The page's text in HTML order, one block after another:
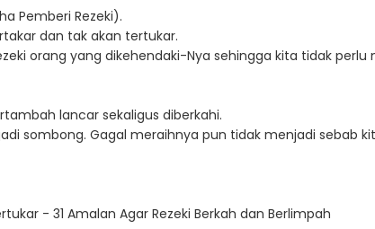
Pemberi Rezeki).
dan tak akan tertukar.
orang yang dikehendaki-Nya sehingga kita tidak perlu
lancar sekaligus diberkahi.
sombong. Gagal meraihnya pun tidak menjadi sebab
- 31 Amalan Agar Rezeki Berkah dan Berlimpah